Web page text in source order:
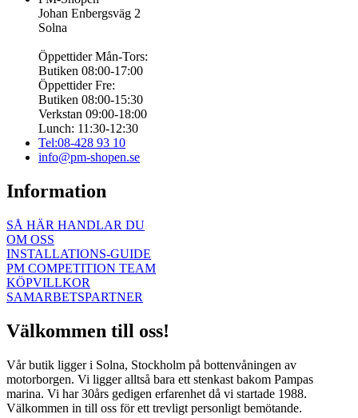
Johan Enbergsväg 2
Solna
Öppettider Mån-Tors:
Butiken 08:00-17:00
Öppettider Fre:
Butiken 08:00-15:30
Verkstan 09:00-18:00
Lunch: 11:30-12:30
Tel:08-428 93 10
info@pm-shopen.se
Information
SÅ HÄR HANDLAR DU
OM OSS
INSTALLATIONS-GUIDE
PM COMPETITION TEAM
KÖPVILLKOR
SAMARBETSPARTNER
Välkommen till oss!
Vår butik ligger i Solna, Stockholm på bottenvåningen av
motorborgen. Vi ligger alltså bara ett stenkast bakom Pampas
marina. Vi har 30års gedigen erfarenhet då vi startade 1988.
Välkommen in till oss för ett trevligt personligt bemötande.